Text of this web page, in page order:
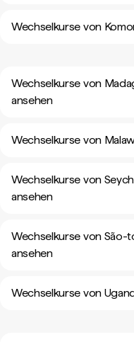
Wechselkurse von
Wechselkurse von
ansehen
Wechselkurse von
Wechselkurse von
ansehen
Wechselkurse von São-
ansehen
Wechselkurse von